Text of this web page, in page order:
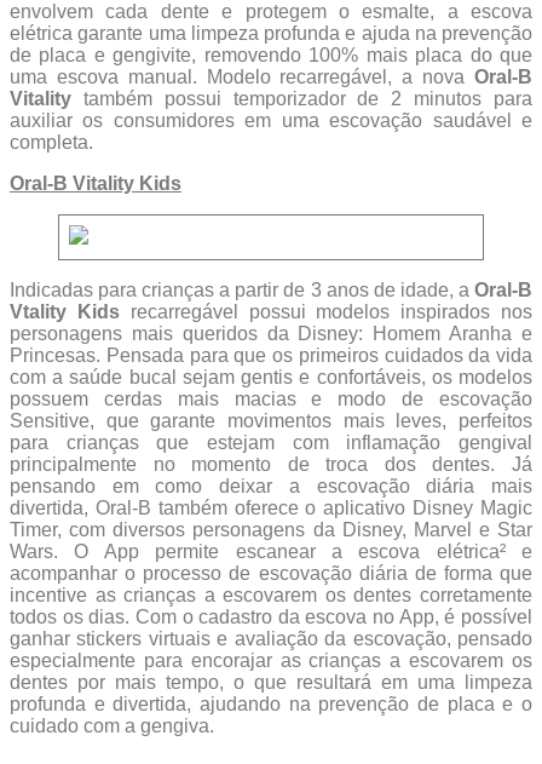
envolvem cada dente e protegem o esmalte, a escova
elétrica garante uma limpeza profunda e ajuda na prevenção
de placa e gengivite, removendo 100% mais placa do que
uma escova manual. Modelo recarregável, a nova Oral-B
Vitality também possui temporizador de 2 minutos para
auxiliar os consumidores em uma escovação saudável e
completa.
Oral-B Vitality Kids
Indicadas para crianças a partir de 3 anos de idade, a Oral-B
Vtality Kidsrecarregável possui modelos inspirados nos
personagens mais queridos da Disney: Homem Aranha e
Princesas. Pensada para que os primeiros cuidados da vida
com a saúde bucal sejam gentis e confortáveis, os modelos
possuem cerdas mais macias e modo de escovação
Sensitive, que garante movimentos mais leves, perfeitos
para crianças que estejam com inflamação gengival
principalmente no momento de troca dos dentes. Já
pensando em como deixar a escovação diária mais
divertida, Oral-B também oferece o aplicativo Disney Magic
Timer, com diversos personagens da Disney, Marvel e Star
Wars. O App permite escanear a escova elétrica² e
acompanhar o processo de escovação diária de forma que
incentive as crianças a escovarem os dentes corretamente
todos os dias. Com o cadastro da escova no App, é possível
ganhar stickers virtuais e avaliação da escovação, pensado
especialmente para encorajar as crianças a escovarem os
dentes por mais tempo, o que resultará em uma limpeza
profunda e divertida, ajudando na prevenção de placa e o
cuidado com a gengiva.